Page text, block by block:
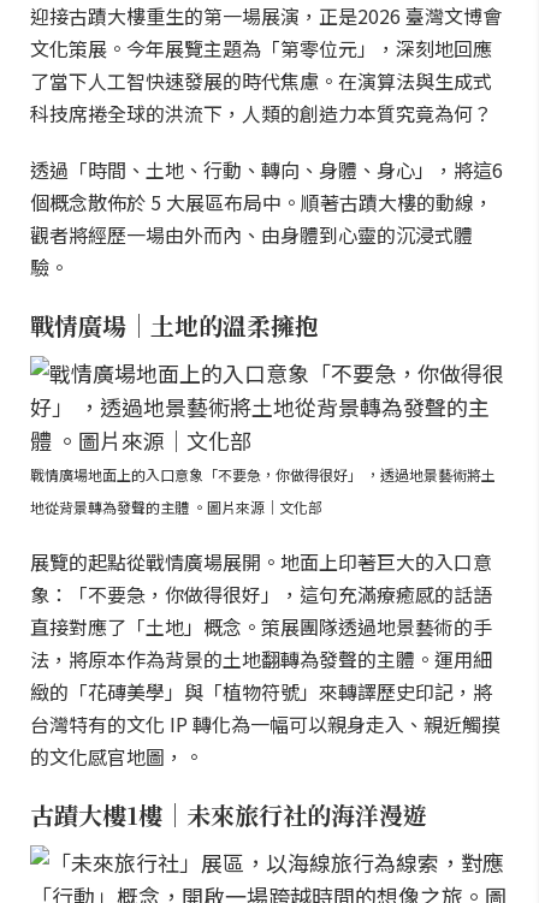
迎接古蹟大樓重生的第一場展演，正是2026 臺灣文博會
文化策展。今年展覽主題為「第零位元」，深刻地回應
了當下人工智快速發展的時代焦慮。在演算法與生成式
科技席捲全球的洪流下，人類的創造力本質究竟為何？
透過「時間、土地、行動、轉向、身體、身心」，將這6
個概念散佈於 5 大展區布局中。順著古蹟大樓的動線，
觀者將經歷一場由外而內、由身體到心靈的沉浸式體
驗。
戰情廣場｜土地的溫柔擁抱
戰情廣場地面上的入口意象「不要急，你做得很好」 ，透過地景藝術將土
地從背景轉為發聲的主體 。圖片來源｜文化部
展覽的起點從戰情廣場展開。地面上印著巨大的入口意
象：「不要急，你做得很好」，這句充滿療癒感的話語
直接對應了「土地」概念。策展團隊透過地景藝術的手
法，將原本作為背景的土地翻轉為發聲的主體。運用細
緻的「花磚美學」與「植物符號」來轉譯歷史印記，將
台灣特有的文化 IP 轉化為一幅可以親身走入、親近觸摸
的文化感官地圖，。
古蹟大樓1樓｜未來旅行社的海洋漫遊